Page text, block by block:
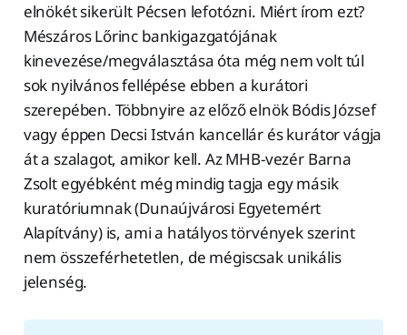
elnökét sikerült Pécsen lefotózni. Miért írom ezt?
Mészáros Lőrinc bankigazgatójának
kinevezése/megválasztása óta még nem volt túl
sok nyilvános fellépése ebben a kurátori
szerepében. Többnyire az előző elnök Bódis József
vagy éppen Decsi István kancellár és kurátor vágja
át a szalagot, amikor kell. Az MHB-vezér Barna
Zsolt egyébként még mindig tagja egy másik
kuratóriumnak (Dunaújvárosi Egyetemért
Alapítvány) is, ami a hatályos törvények szerint
nem összeférhetetlen, de mégiscsak unikális
jelenség.